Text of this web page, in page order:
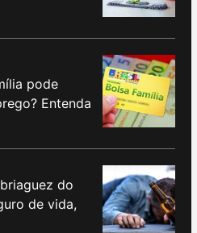
pode
Entenda
do
de vida,